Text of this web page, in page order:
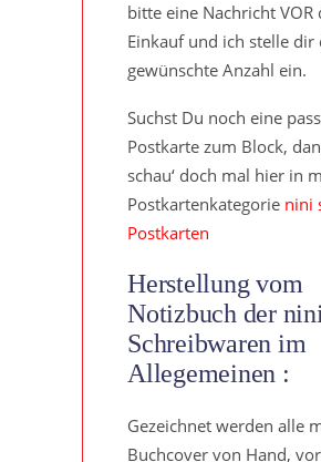
bitte eine Nachricht VOR
Einkauf und ich stelle dir
gewünschte Anzahl ein.
Suchst Du noch eine
Postkarte zum Block,
schau‘ doch mal hier in
Postkartenkategorie nini
Postkarten
Herstellung vom
Notizbuch der
Schreibwaren im
Allegemeinen :
Gezeichnet werden alle
Buchcover von Hand,